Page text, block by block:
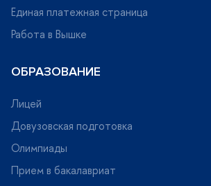
Единая платежная страница
Работа в Вышке
ОБРАЗОВАНИЕ
Лицей
Довузовская подготовка
Олимпиады
Прием в бакалавриат